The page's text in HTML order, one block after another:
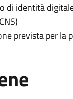
di identità
prevista per la